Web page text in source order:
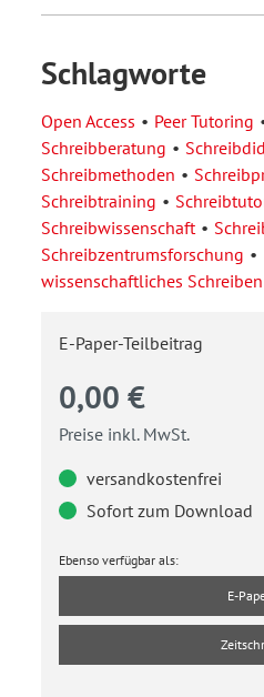
Schlagworte
Open Access Peer Tutoring
Schreibberatung
Schreibmethoden
Schreibtraining
Schreibwissenschaft
Schreibzentrumsforschung
wissenschaftliches Schreiben
E-Paper-Teilbeitrag
0,00 €
Preise inkl. MwSt.
versandkostenfrei
Sofort zum Download
Ebenso verfügbar als:
E-